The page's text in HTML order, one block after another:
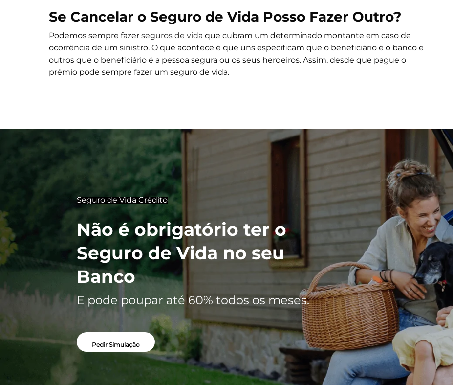
Se Cancelar o Seguro de Vida Posso Fazer Outro?
Podemos sempre fazer seguros de vida que cubram um determinado montante em caso de
ocorrência de um sinistro. O que acontece é que uns especificam que o beneficiário é o banco e
outros que o beneficiário é a pessoa segura ou os seus herdeiros. Assim, desde que pague o
prémio pode sempre fazer um seguro de vida.
Seguro de Vida Crédito
Não é obrigatório ter o
Seguro de Vida no seu
Banco
E pode poupar até 60% todos os meses.
Pedir Simulação